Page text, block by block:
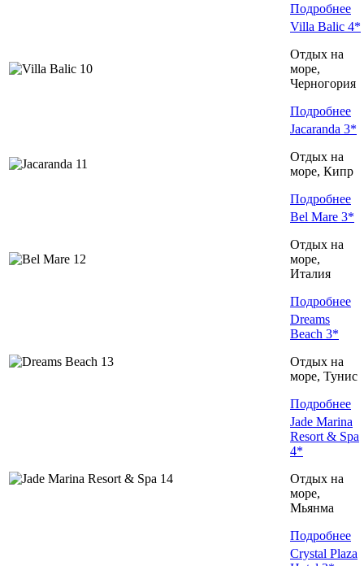
Подробнее
Villa Balic 4*
Отдых на
море,
Черногория
Подробнее
Jacaranda 3*
Отдых на
море, Кипр
Подробнее
Bel Mare 3*
Отдых на
море,
Италия
Подробнее
Dreams
Beach 3*
Отдых на
море, Тунис
Подробнее
Jade Marina
Resort & Spa
4*
Отдых на
море,
Мьянма
Подробнее
Crystal Plaza